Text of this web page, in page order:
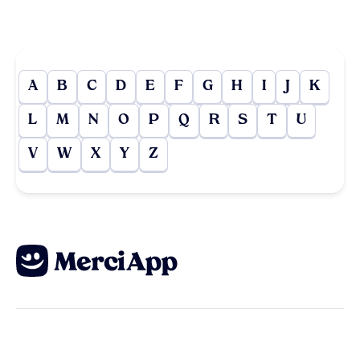
A B C D E F G H I J K
L M N O P Q R S T U
V W X Y Z